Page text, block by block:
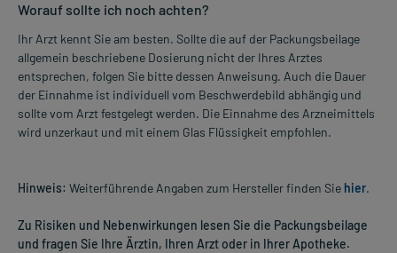
Worauf sollte ich noch achten?
Ihr Arzt kennt Sie am besten. Sollte die auf der Packungsbeilage
allgemein beschriebene Dosierung nicht der Ihres Arztes
entsprechen, folgen Sie bitte dessen Anweisung. Auch die Dauer
der Einnahme ist individuell vom Beschwerdebild abhängig und
sollte vom Arzt festgelegt werden. Die Einnahme des Arzneimittels
wird unzerkaut und mit einem Glas Flüssigkeit empfohlen.
Hinweis: Weiterführende Angaben zum Hersteller finden Sie hier.
Zu Risiken und Nebenwirkungen lesen Sie die Packungsbeilage
und fragen Sie Ihre Ärztin, Ihren Arzt oder in Ihrer Apotheke.